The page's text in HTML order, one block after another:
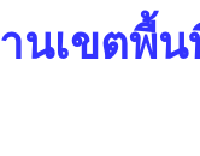
นเขตพื้